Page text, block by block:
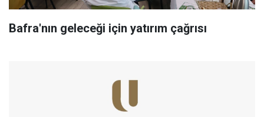
Bafra'nın geleceği için yatırım çağrısı